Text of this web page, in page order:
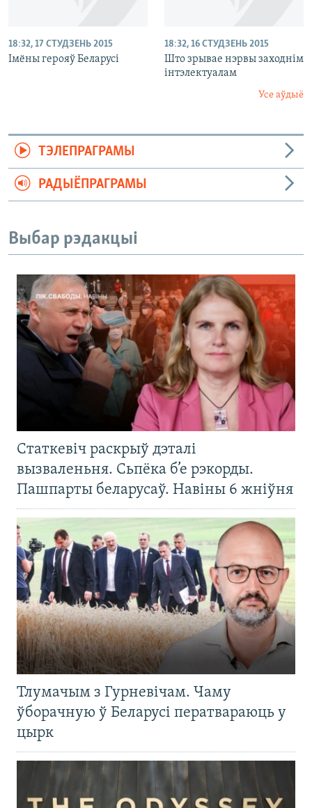
18:32, 17 СТУДЗЕНЬ 2015
Імёны герояў Беларусі
18:32, 16 СТУДЗЕНЬ 2015
Што зрывае нэрвы заходнім
інтэлектуалам
Усе аўдыё
ТЭЛЕПРАГРАМЫ
РАДЫЁПРАГРАМЫ
Выбар рэдакцыі
Статкевіч раскрыў дэталі
вызваленьня. Сьпёка б’е рэкорды.
Пашпарты беларусаў. Навіны 6 жніўня
Тлумачым з Гурневічам. Чаму
ўборачную ў Беларусі ператвараюць у
цырк